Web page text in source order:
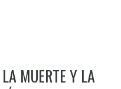
MUERTE Y LA